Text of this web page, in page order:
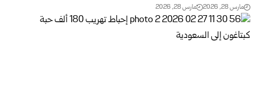
مارس 28, 2026 مارس 28, 2026